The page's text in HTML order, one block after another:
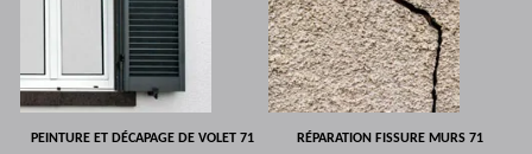
PEINTURE ET DÉCAPAGE DE VOLET 71 RÉPARATION FISSURE MURS 71